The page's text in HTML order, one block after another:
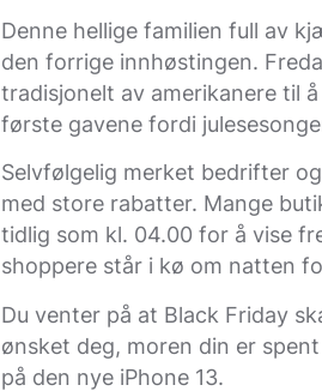
Denne hellige familien full av
den forrige innhøstingen.
tradisjonelt av amerikanere til
første gavene fordi
Selvfølgelig merket bedrifter
med store rabatter. Mange
tidlig som kl. 04.00 for å vise
shoppere står i kø om natten
Du venter på at Black Friday
ønsket deg, moren din er
på den nye iPhone 13.